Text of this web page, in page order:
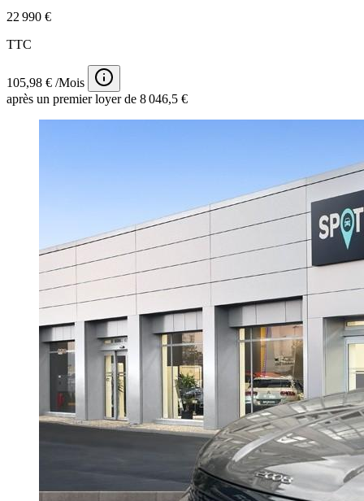
22 990 €
TTC
105,98 € /Mois
après un premier loyer de 8 046,5 €